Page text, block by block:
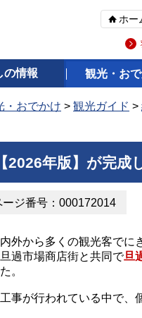
ホー
の情報 観光・お
・おでかけ > 観光ガイド >
年版】が完成
ージ番号：000172014
外から多くの観光客でに
過市場商店街と共同で旦
。
事が行われている中で、